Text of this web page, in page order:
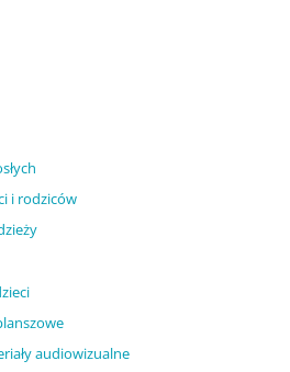
i rodziców
audiowizualne